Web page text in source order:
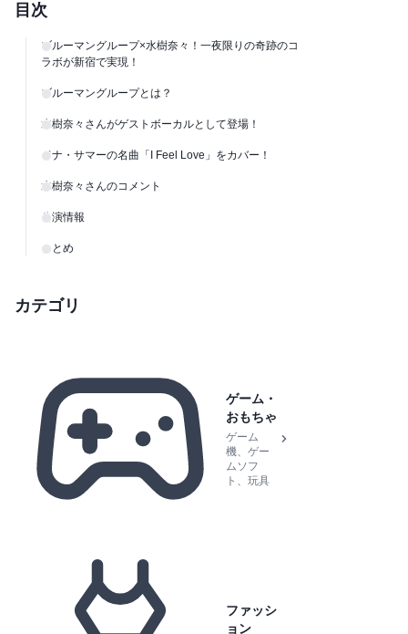
目次
ブルーマングループ×水樹奈々！一夜限りの奇跡のコ
ラボが新宿で実現！
ブルーマングループとは？
水樹奈々さんがゲストボーカルとして登場！
ドナ・サマーの名曲「I Feel Love」をカバー！
水樹奈々さんのコメント
公演情報
まとめ
カテゴリ
ゲーム・
おもちゃ
ゲーム
機、ゲー
ムソフ
ト、玩具
ファッシ
ョン